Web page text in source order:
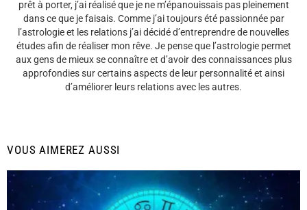
prêt à porter, j’ai réalisé que je ne m’épanouissais pas pleinement
dans ce que je faisais. Comme j’ai toujours été passionnée par
l’astrologie et les relations j’ai décidé d’entreprendre de nouvelles
études afin de réaliser mon rêve. Je pense que l’astrologie permet
aux gens de mieux se connaître et d’avoir des connaissances plus
approfondies sur certains aspects de leur personnalité et ainsi
d’améliorer leurs relations avec les autres.
VOUS AIMEREZ AUSSI